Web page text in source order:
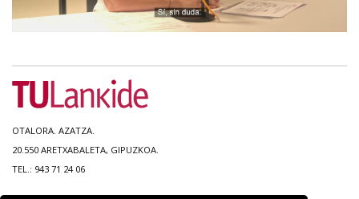
OTALORA. AZATZA.
20.550 ARETXABALETA, GIPUZKOA.
TEL.: 943 71 24 06